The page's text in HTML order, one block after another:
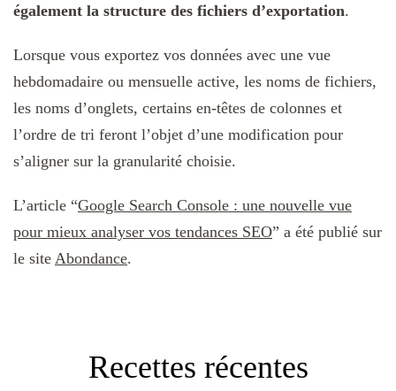
également la structure des fichiers d’exportation.
Lorsque vous exportez vos données avec une vue
hebdomadaire ou mensuelle active, les noms de fichiers,
les noms d’onglets, certains en-têtes de colonnes et
l’ordre de tri feront l’objet d’une modification pour
s’aligner sur la granularité choisie.
L’article “Google Search Console : une nouvelle vue
pour mieux analyser vos tendances SEO” a été publié sur
le site Abondance.
Recettes récentes